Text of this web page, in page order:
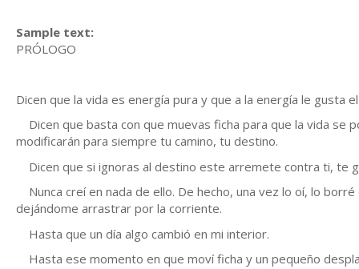
Sample text:
PRÓLOGO
Dicen que la vida es energía pura y que a la energía le gusta
Dicen que basta con que muevas ficha para que la vida se
modificarán para siempre tu camino, tu destino.
Dicen que si ignoras al destino este arremete contra ti, te
Nunca creí en nada de ello. De hecho, una vez lo oí, lo
dejándome arrastrar por la corriente.
Hasta que un día algo cambió en mi interior.
Hasta ese momento en que moví ficha y un pequeño